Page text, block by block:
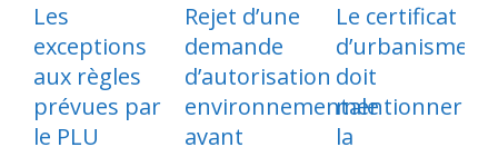
Les
exceptions
aux règles
prévues par
le PLU
Rejet d’une
demande
d’autorisation
environnementale
avant
Le certificat
d’urbanisme
doit
mentionner
la